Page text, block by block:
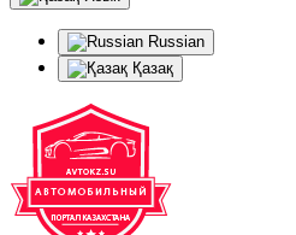
Russian
Қазақ